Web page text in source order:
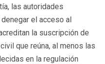
las autoridades
el acceso al
la suscripción de
que reúna, al menos las
en la regulación